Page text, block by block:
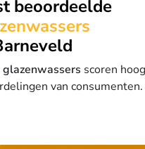
beoordeelde
glazenwassers scoren
van consumenten.